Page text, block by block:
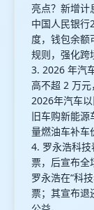
亮点？新增计
中国人民银行
度，钱包余额
规则，强化跨
3. 2026 年汽
高不超 2 万元
2026年汽车
旧车购新能源
量燃油车补车
4. 罗永浩科
票，后宣布全
罗永浩在“科
票；其宣布退